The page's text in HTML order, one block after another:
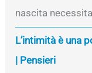
nascita
L’intimità è una
| Pensieri